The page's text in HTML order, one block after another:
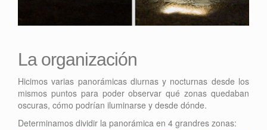
La organización
Hicimos varias panorámicas diurnas y nocturnas desde los
mismos puntos para poder observar qué zonas quedaban
oscuras, cómo podrían iluminarse y desde dónde.
Determinamos dividir la panorámica en 4 grandres zonas: